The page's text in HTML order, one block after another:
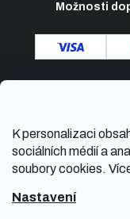
K personalizaci
sociálních médií a
soubory cookies.
Nastavení
PODMÍNKY AKCÍ
ČLÁNKY A NOVINKY
KONTAKT
Možnosti
Copyright